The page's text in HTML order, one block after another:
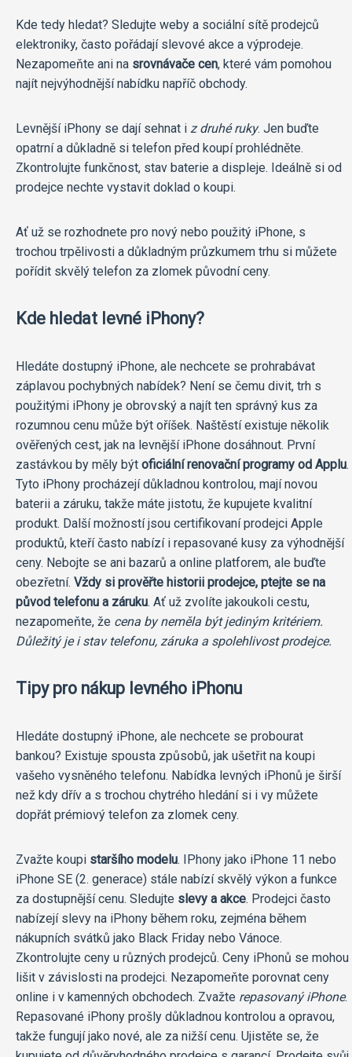
Kde tedy hledat? Sledujte weby a sociální sítě prodejců
elektroniky, často pořádají slevové akce a výprodeje.
Nezapomeňte ani na srovnávače cen, které vám pomohou
najít nejvýhodnější nabídku napříč obchody.
Levnější iPhony se dají sehnat i z druhé ruky. Jen buďte
opatrní a důkladně si telefon před koupí prohlédněte.
Zkontrolujte funkčnost, stav baterie a displeje. Ideálně si od
prodejce nechte vystavit doklad o koupi.
Ať už se rozhodnete pro nový nebo použitý iPhone, s
trochou trpělivosti a důkladným průzkumem trhu si můžete
pořídit skvělý telefon za zlomek původní ceny.
Kde hledat levné iPhony?
Hledáte dostupný iPhone, ale nechcete se prohrabávat
záplavou pochybných nabídek? Není se čemu divit, trh s
použitými iPhony je obrovský a najít ten správný kus za
rozumnou cenu může být oříšek. Naštěstí existuje několik
ověřených cest, jak na levnější iPhone dosáhnout. První
zastávkou by měly být oficiální renovační programy od Applu.
Tyto iPhony procházejí důkladnou kontrolou, mají novou
baterii a záruku, takže máte jistotu, že kupujete kvalitní
produkt. Další možností jsou certifikovaní prodejci Apple
produktů, kteří často nabízí i repasované kusy za výhodnější
ceny. Nebojte se ani bazarů a online platforem, ale buďte
obezřetní. Vždy si prověřte historii prodejce, ptejte se na
původ telefonu a záruku. Ať už zvolíte jakoukoli cestu,
nezapomeňte, že cena by neměla být jediným kritériem.
Důležitý je i stav telefonu, záruka a spolehlivost prodejce.
Tipy pro nákup levného iPhonu
Hledáte dostupný iPhone, ale nechcete se probourat
bankou? Existuje spousta způsobů, jak ušetřit na koupi
vašeho vysněného telefonu. Nabídka levných iPhonů je širší
než kdy dřív a s trochou chytrého hledání si i vy můžete
dopřát prémiový telefon za zlomek ceny.
Zvažte koupi staršího modelu. IPhony jako iPhone 11 nebo
iPhone SE (2. generace) stále nabízí skvělý výkon a funkce
za dostupnější cenu. Sledujte slevy a akce. Prodejci často
nabízejí slevy na iPhony během roku, zejména během
nákupních svátků jako Black Friday nebo Vánoce.
Zkontrolujte ceny u různých prodejců. Ceny iPhonů se mohou
lišit v závislosti na prodejci. Nezapomeňte porovnat ceny
online i v kamenných obchodech. Zvažte repasovaný iPhone.
Repasované iPhony prošly důkladnou kontrolou a opravou,
takže fungují jako nové, ale za nižší cenu. Ujistěte se, že